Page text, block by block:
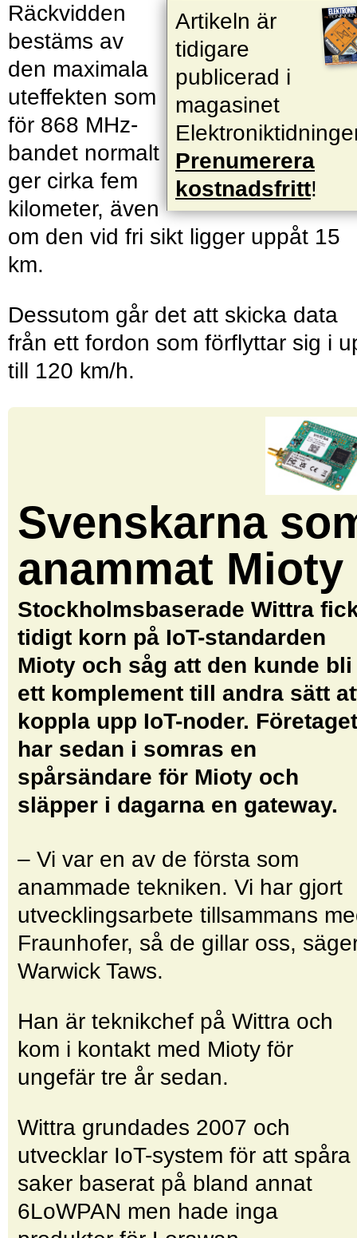
Artikeln är
tidigare
publicerad i
magasinet
Prenumerera
kostnadsfritt!
Räckvidden
bestäms av
den maximala
uteffekten som
för 868 MHz-
bandet normalt
ger cirka fem
kilometer, även
om den vid fri sikt ligger uppåt 15
km.
Dessutom går det att skicka data
från ett fordon som förflyttar sig i
till 120 km/h.
Svenskarna
anammat Mioty
Stockholmsbaserade Wittra
tidigt korn på IoT-standarden
Mioty och såg att den kunde bli
ett komplement till andra sätt
koppla upp IoT-noder. Företaget
har sedan i somras en
spårsändare för Mioty och
släpper i dagarna en gateway.
– Vi var en av de första som
anammade tekniken. Vi har gjort
utvecklingsarbete tillsammans
Fraunhofer, så de gillar oss,
Warwick Taws.
Han är teknikchef på Wittra och
kom i kontakt med Mioty för
ungefär tre år sedan.
Wittra grundades 2007 och
utvecklar IoT-system för att spåra
saker baserat på bland annat
6LoWPAN men hade inga